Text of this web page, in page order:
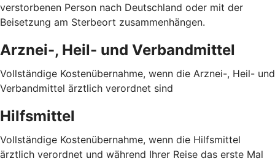
verstorbenen Person nach Deutschland oder mit der
Beisetzung am Sterbeort zusammenhängen.
Arznei-, Heil- und Verbandmittel
Vollständige Kostenübernahme, wenn die Arznei-, Heil- und
Verbandmittel ärztlich verordnet sind
Hilfsmittel
Vollständige Kostenübernahme, wenn die Hilfsmittel
ärztlich verordnet und während Ihrer Reise das erste Mal